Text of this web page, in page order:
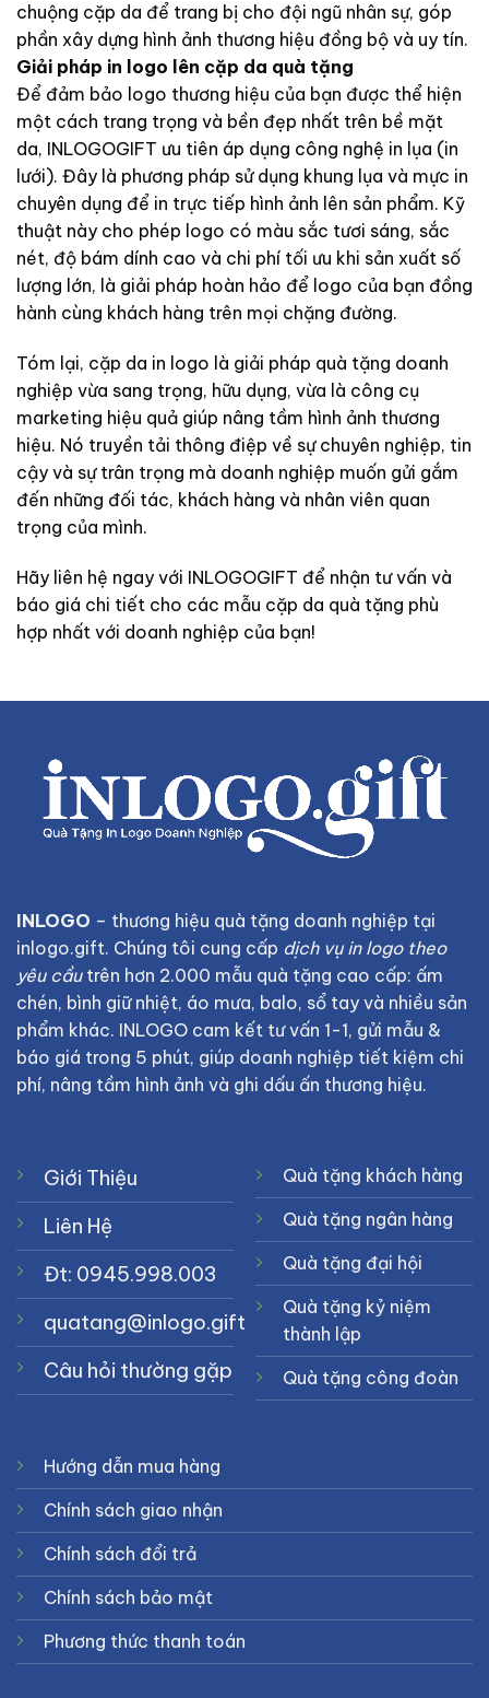
chuộng cặp da để trang bị cho đội ngũ nhân sự, góp
phần xây dựng hình ảnh thương hiệu đồng bộ và uy tín.
Giải pháp in logo lên cặp da quà tặng
Để đảm bảo logo thương hiệu của bạn được thể hiện
một cách trang trọng và bền đẹp nhất trên bề mặt
da, INLOGOGIFT ưu tiên áp dụng công nghệ in lụa (in
lưới). Đây là phương pháp sử dụng khung lụa và mực in
chuyên dụng để in trực tiếp hình ảnh lên sản phẩm. Kỹ
thuật này cho phép logo có màu sắc tươi sáng, sắc
nét, độ bám dính cao và chi phí tối ưu khi sản xuất số
lượng lớn, là giải pháp hoàn hảo để logo của bạn đồng
hành cùng khách hàng trên mọi chặng đường.
Tóm lại, cặp da in logo là giải pháp quà tặng doanh
nghiệp vừa sang trọng, hữu dụng, vừa là công cụ
marketing hiệu quả giúp nâng tầm hình ảnh thương
hiệu. Nó truyền tải thông điệp về sự chuyên nghiệp, tin
cậy và sự trân trọng mà doanh nghiệp muốn gửi gắm
đến những đối tác, khách hàng và nhân viên quan
trọng của mình.
Hãy liên hệ ngay với INLOGOGIFT để nhận tư vấn và
báo giá chi tiết cho các mẫu cặp da quà tặng phù
hợp nhất với doanh nghiệp của bạn!
INLOGO – thương hiệu quà tặng doanh nghiệp tại
inlogo.gift. Chúng tôi cung cấp dịch vụ in logo theo
yêu cầutrên hơn 2.000 mẫu quà tặng cao cấp: ấm
chén, bình giữ nhiệt, áo mưa, balo, sổ tay và nhiều sản
phẩm khác. INLOGO cam kết tư vấn 1-1, gửi mẫu &
báo giá trong 5 phút, giúp doanh nghiệp tiết kiệm chi
phí, nâng tầm hình ảnh và ghi dấu ấn thương hiệu.
Giới Thiệu
Liên Hệ
Đt: 0945.998.003
quatang@inlogo.gift
Câu hỏi thường gặp
Quà tặng khách hàng
Quà tặng ngân hàng
Quà tặng đại hội
Quà tặng kỷ niệm
thành lập
Quà tặng công đoàn
Hướng dẫn mua hàng
Chính sách giao nhận
Chính sách đổi trả
Chính sách bảo mật
Phương thức thanh toán